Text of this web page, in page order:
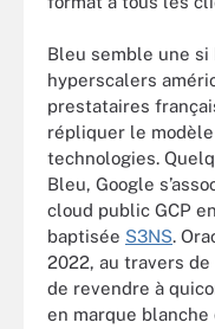
Bleu semble une si
hyperscalers
prestataires
répliquer le
technologies.
Bleu, Google
cloud public GCP
baptisée S3NS.
2022, au travers de
de revendre à
en marque